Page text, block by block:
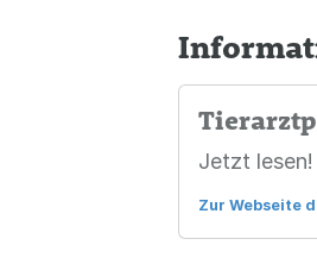
Jetzt lesen!
Zur Webseite